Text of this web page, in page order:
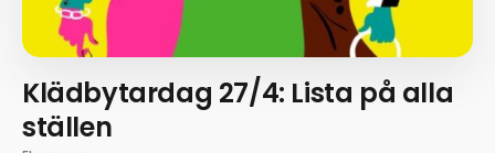
Klädbytardag 27/4: Lista på alla
ställen